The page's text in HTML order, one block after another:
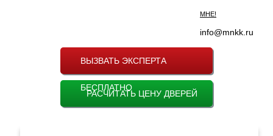
МНЕ!
info@mnkk.ru
ВЫЗВАТЬ ЭКСПЕРТА
БЕСПЛАТНО
РАСЧИТАТЬ ЦЕНУ ДВЕРЕЙ